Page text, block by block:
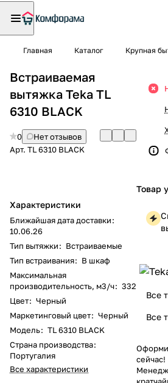
Главная Каталог Крупная
Встраиваемая
вытяжка Teka TL
6310 BLACK
0
Нет отзывов
Арт. TL 6310 BLACK
Характеристики
Ближайшая дата доставки:
10.06.26
Тип вытяжки: Встраиваемые
Тип встраивания: В шкаф
Максимальная
производительность, м3/ч: 332
Цвет: Черный
Маркетинговый цвет: Черный
Модель: TL 6310 BLACK
Страна производства:
Португалия
Все характеристики
Товар
Все
Все
сейчас!